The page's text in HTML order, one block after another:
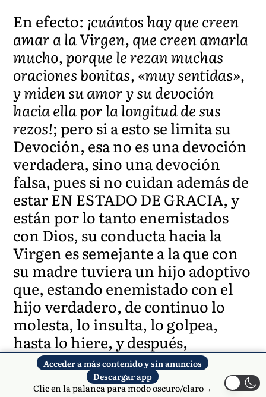
En efecto: ¡cuántos hay que creen
amar a la Virgen, que creen amarla
mucho, porque le rezan muchas
oraciones bonitas, «muy sentidas»,
y miden su amor y su devoción
hacia ella por la longitud de sus
rezos!; pero si a esto se limita su
Devoción, esa no es una devoción
verdadera, sino una devoción
falsa, pues si no cuidan además de
estar EN ESTADO DE GRACIA, y
están por lo tanto enemistados
con Dios, su conducta hacia la
Virgen es semejante a la que con
su madre tuviera un hijo adoptivo
que, estando enemistado con el
hijo verdadero, de continuo lo
molesta, lo insulta, lo golpea,
hasta lo hiere, y después,
pretendiendo amar mucho a su
Madre adoptiva, viene a decirle
Acceder a más contenido y sin anuncios
Descargar app
Clic en la palanca para modo oscuro/claro→